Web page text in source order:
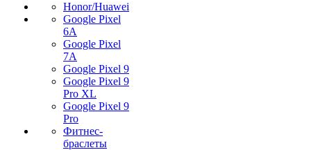
Honor/Huawei
Google Pixel
6A
Google Pixel
7А
Google Pixel 9
Google Pixel 9
Pro XL
Google Pixel 9
Pro
Фитнес-
браслеты